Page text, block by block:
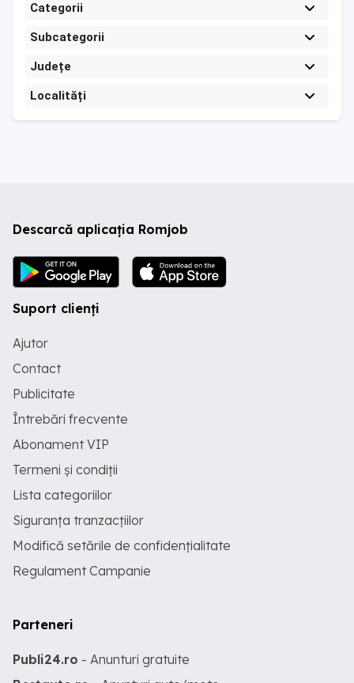
Categorii
Subcategorii
Județe
Localități
Descarcă aplicația Romjob
Suport clienți
Ajutor
Contact
Publicitate
Întrebări frecvente
Abonament VIP
Termeni și condiții
Lista categoriilor
Siguranța tranzacțiilor
Modifică setările de confidențialitate
Regulament Campanie
Parteneri
Publi24.ro - Anunturi gratuite